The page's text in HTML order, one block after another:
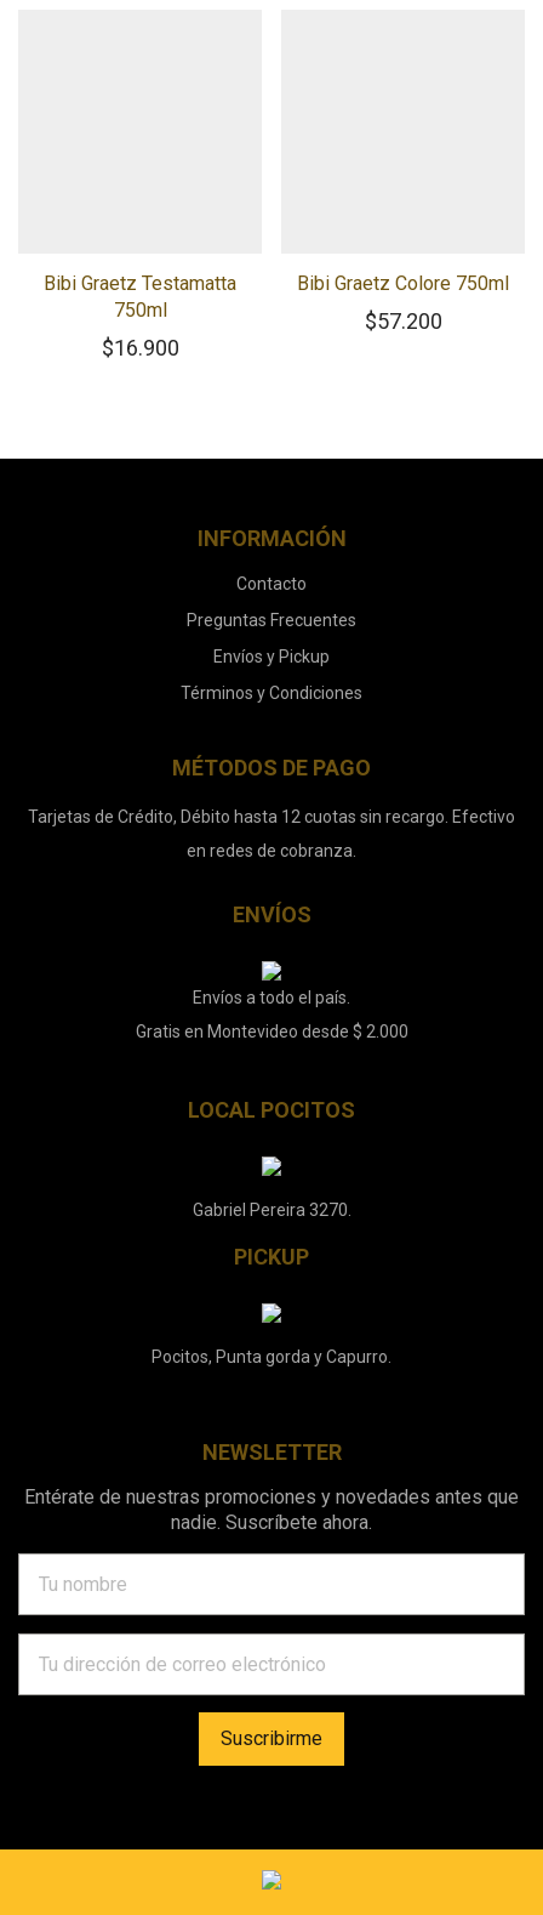
Bibi Graetz Testamatta
750ml
$16.900
Bibi Graetz Colore 750ml
$57.200
INFORMACIÓN
Contacto
Preguntas Frecuentes
Envíos y Pickup
Términos y Condiciones
MÉTODOS DE PAGO
Tarjetas de Crédito, Débito hasta 12 cuotas sin recargo. Efectivo
en redes de cobranza.
ENVÍOS
Envíos a todo el país.
Gratis en Montevideo desde $ 2.000
LOCAL POCITOS
Gabriel Pereira 3270.
PICKUP
Pocitos, Punta gorda y Capurro.
NEWSLETTER
Entérate de nuestras promociones y novedades antes que
nadie. Suscríbete ahora.